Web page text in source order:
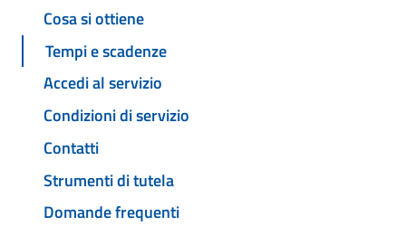
Cosa si ottiene
Tempi e scadenze
Accedi al servizio
Condizioni di servizio
Contatti
Strumenti di tutela
Domande frequenti